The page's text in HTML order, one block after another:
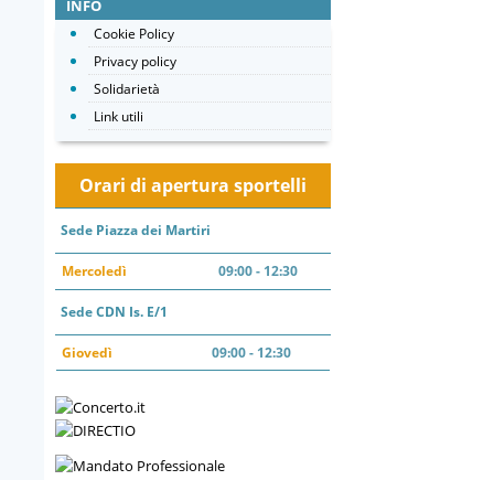
INFO
Cookie Policy
Privacy policy
Solidarietà
Link utili
Orari di apertura sportelli
Sede Piazza dei Martiri
Mercoledì 09:00 - 12:30
Sede CDN Is. E/1
Giovedì 09:00 - 12:30